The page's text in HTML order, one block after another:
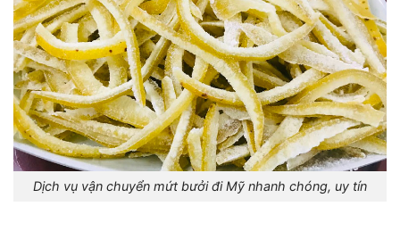
Dịch vụ vận chuyển mứt bưởi đi Mỹ nhanh chóng, uy tín